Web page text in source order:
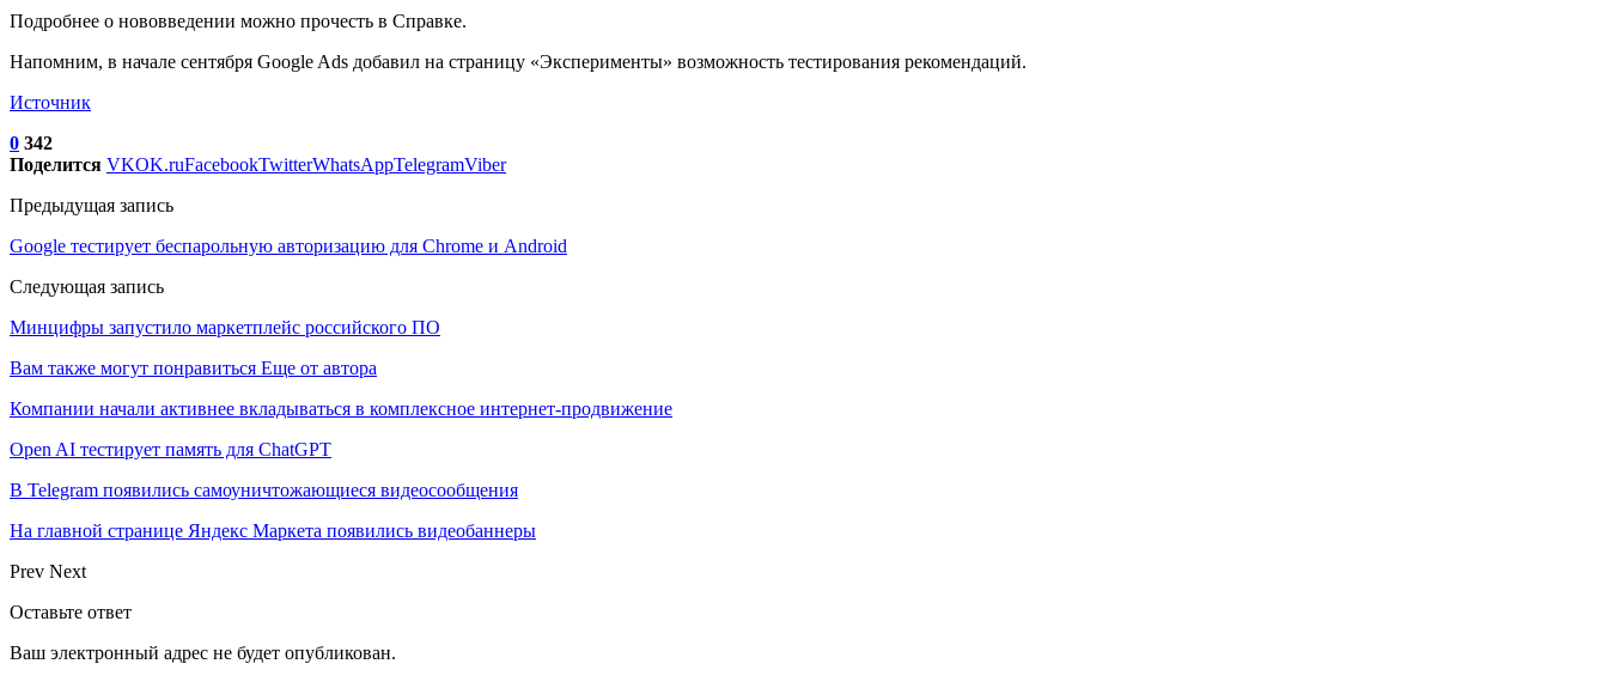
Подробнее о нововведении можно прочесть в Справке.
Напомним, в начале сентября Google Ads добавил на страницу «Эксперименты» возможность тестирования рекомендаций.
Источник
0 342
Поделится VKOK.ruFacebookTwitterWhatsAppTelegramViber
Предыдущая запись
Google тестирует беспарольную авторизацию для Chrome и Android
Следующая запись
Минцифры запустило маркетплейс российского ПО
Вам также могут понравиться Еще от автора
Компании начали активнее вкладываться в комплексное интернет-продвижение
Open AI тестирует память для ChatGPT
В Telegram появились самоуничтожающиеся видеосообщения
На главной странице Яндекс Маркета появились видеобаннеры
Prev Next
Оставьте ответ
Ваш электронный адрес не будет опубликован.